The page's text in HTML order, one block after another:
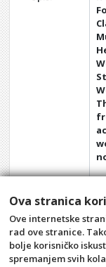
Opći uvjeti
Ova stranica
Ove internetske
rad ove stranice.
bolje korisničko
spremanjem svih